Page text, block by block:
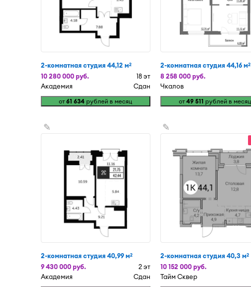
2-комнатная студия 44,12 м2
10 280 000 руб.
18 эт
Академия
Сдан
от61 634 рублей в месяц
2-комнатная студия 44,16 м2
8 258 000 руб.
Чкалов
от49 511 рублей в месяц
✎
2-комнатная студия 40,99 м2
9 430 000 руб.
2 эт
Академия
Сдан
✎
2-комнатная студия 40,3 м2
10 152 000 руб.
Тайм Сквер